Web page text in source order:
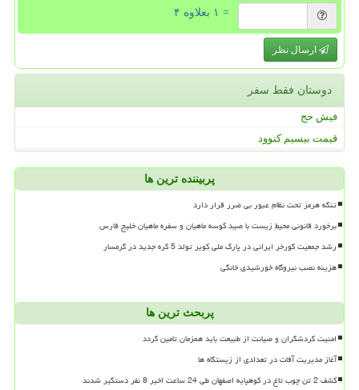
= ۱ بعلاوه ۴
ارسال نظر
دوستان فقط سفر
فیش حج
قیمت بیسیم کنوود
پربیننده ترین ها
تنگه هرمز تحت نظام عبور بی ضرر قرار دارد
برخورد قانونی محیط زیست با صید کوسه ماهیان و سفره ماهیان خلیج فارس
رشد جمعیت گورخر ایرانی در پارک ملی کویر تولد 5 کره جدید در گرمسار
هزینه نصب نیروگاه خورشیدی خانگی
پربحث ترین ها
امنیت گردشگران و صیانت از طبیعت باید همزمان تامین گردد
آغاز مدیریت آفات در تعدادی از زیستگاه ها
کشف 2 تن چوب تاغ در کوهپایه اصفهان طی 24 ساعت اخیر 8 نفر دستگیر شدند